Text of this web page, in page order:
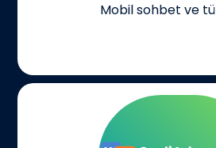
Mobil sohbet ve